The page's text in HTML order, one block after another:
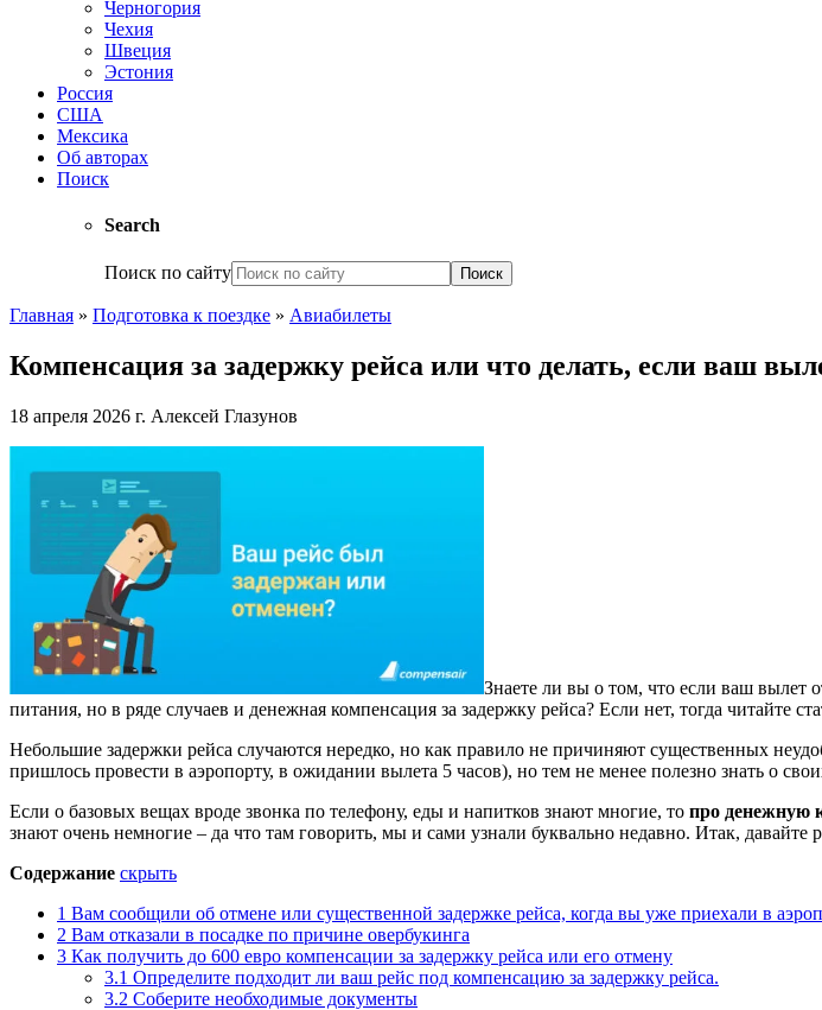
Черногория
Чехия
Швеция
Эстония
Россия
США
Мексика
Об авторах
Поиск
Search
Поиск по сайту
Главная » Подготовка к поездке » Авиабилеты
Компенсация за задержку рейса или что делать, если ваш
18 апреля 2026 г. Алексей Глазунов
Знаете ли вы о том, что если ваш вылет
питания, но в ряде случаев и денежная компенсация за задержку рейса? Если нет, тогда читайте
Небольшие задержки рейса случаются нередко, но как правило не причиняют существенных
пришлось провести в аэропорту, в ожидании вылета 5 часов), но тем не менее полезно знать о
Если о базовых вещах вроде звонка по телефону, еды и напитков знают многие, то про денежную
знают очень немногие – да что там говорить, мы и сами узнали буквально недавно. Итак, давайте
Содержание скрыть
1 Вам сообщили об отмене или существенной задержке рейса, когда вы уже приехали в
2 Вам отказали в посадке по причине овербукинга
3 Как получить до 600 евро компенсации за задержку рейса или его отмену
3.1 Определите подходит ли ваш рейс под компенсацию за задержку рейса.
3.2 Соберите необходимые документы